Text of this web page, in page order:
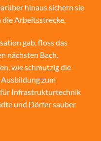
hinaus sichern sie
die Arbeitsstrecke.
gab, floss das
nächsten Bach.
wie schmutzig die
zum
Infrastrukturtechnik
und Dörfer sauber